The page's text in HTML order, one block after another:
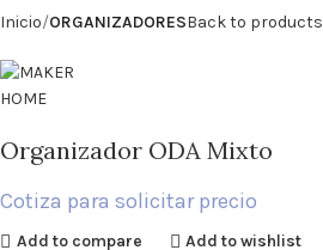
Inicio ORGANIZADORESBack to products
Organizador ODA Mixto
Cotiza para solicitar precio
Add to compare Add to wishlist